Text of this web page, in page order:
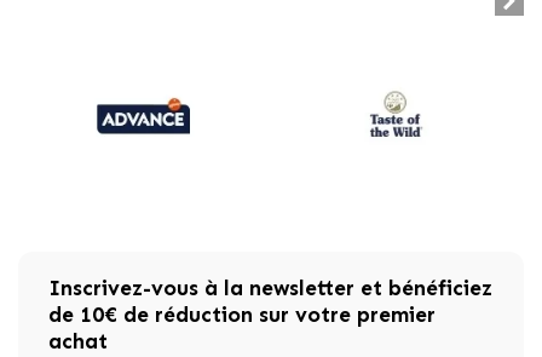
Inscrivez-vous à la newsletter et bénéficiez
de 10€ de réduction sur votre premier
achat